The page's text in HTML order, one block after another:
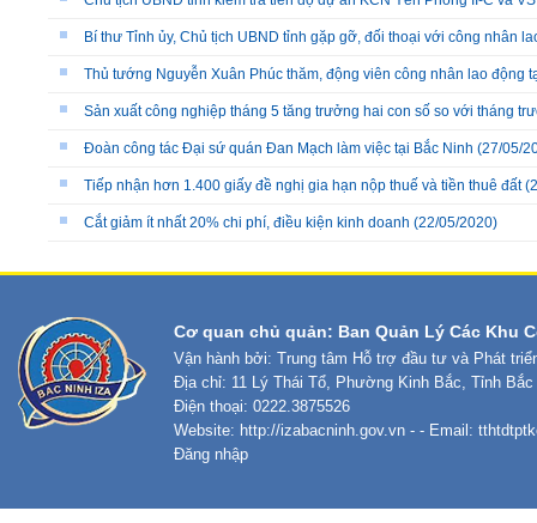
Bí thư Tỉnh ủy, Chủ tịch UBND tỉnh gặp gỡ, đối thoại với công nhân
Thủ tướng Nguyễn Xuân Phúc thăm, động viên công nhân lao động
Sản xuất công nghiệp tháng 5 tăng trưởng hai con số so với tháng
Đoàn công tác Đại sứ quán Đan Mạch làm việc tại Bắc Ninh (27/05/
Tiếp nhận hơn 1.400 giấy đề nghị gia hạn nộp thuế và tiền thuê đất
Cắt giảm ít nhất 20% chi phí, điều kiện kinh doanh (22/05/2020)
Cơ quan chủ quản: Ban Quản Lý Các Khu
Vận hành bởi: Trung tâm Hỗ trợ đầu tư và Phát
Địa chỉ: 11 Lý Thái Tổ, Phường Kinh Bắc, Tỉnh Bắc
Điện thoại: 0222.3875526
Website: http://izabacninh.gov.vn - - Email:
Đăng nhập